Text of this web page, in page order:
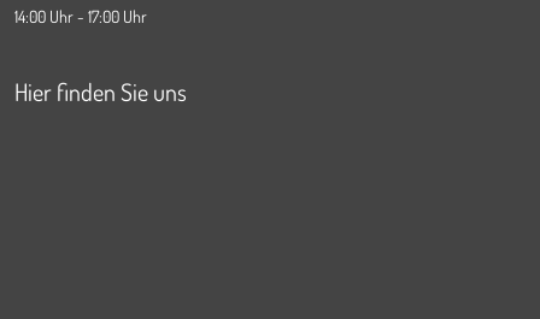
14:00 Uhr - 17:00 Uhr
Hier finden Sie uns